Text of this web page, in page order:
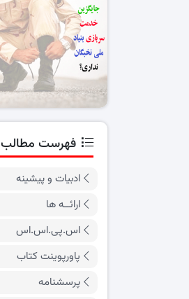
فهرست مطالب
ادبیات و پیشینه
ارائــه ها
اس.پی.اس.اس
پاورپوینت کتاب
پرسشنامه